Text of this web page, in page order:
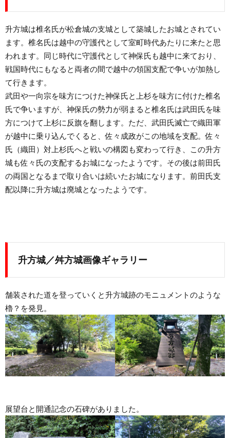
升方城は椎名氏が松倉城の支城として築城したお城とされてい
ます。椎名氏は越中の守護代として室町時代あたりに来たと思
われます。同じ時代に守護代として神保氏も越中に来ており、
戦国時代にもなると両者の間で越中の領国支配で争いが加熱し
て行きます。
武田や一向宗を味方につけた神保氏と上杉を味方に付けた椎名
氏で争いますが、神保氏の勢力が弱まると椎名氏は武田氏を味
方につけて上杉に反旗を翻します。ただ、武田氏滅亡で織田軍
が越中に乗り込んでくると、佐々成政がこの地域を支配。佐々
氏（織田）対上杉氏へと戦いの構図も変わって行き、この升方
城も佐々氏の支配するお城になったようです。その後は前田氏
の両国となるまで取り合いは続いたお城になります。前田氏支
配以降に升方城は廃城となったようです。
升方城／舛方城画像ギャラリー
舗装された道を登っていくと升方城跡のモニュメントのような
櫓？を発見。
展望台と開通記念の石碑がありました。